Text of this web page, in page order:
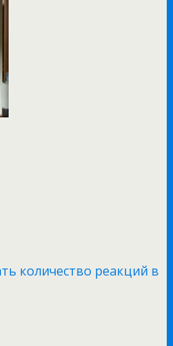
количество реакций в